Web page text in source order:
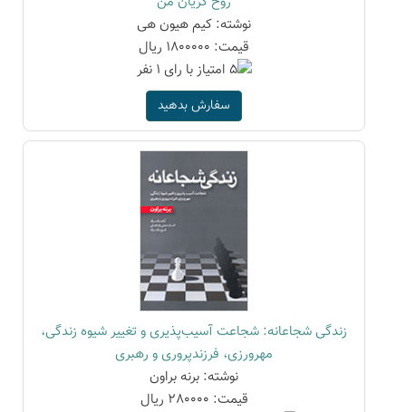
نوشته: کیم هیون هی
قیمت: 1800000 ریال
سفارش بدهید
زندگی شجاعانه: شجاعت آسیب‌پذیری و تغییر شیوه زندگی،
مهرورزی، فرزندپروری و رهبری
نوشته: برنه براون
قیمت: 280000 ریال